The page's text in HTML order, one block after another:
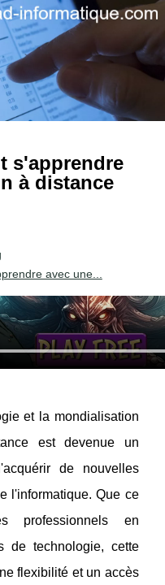
s'apprendre
à distance
avec une...
et la mondialisation
est devenue un
de nouvelles
l'informatique. Que ce
professionnels en
de technologie, cette
flexibilité et un accès